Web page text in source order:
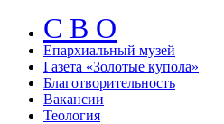
С В О
Епархиальный музeй
Газета «Золотые купола»
Благотворительность
Вакансии
Теология